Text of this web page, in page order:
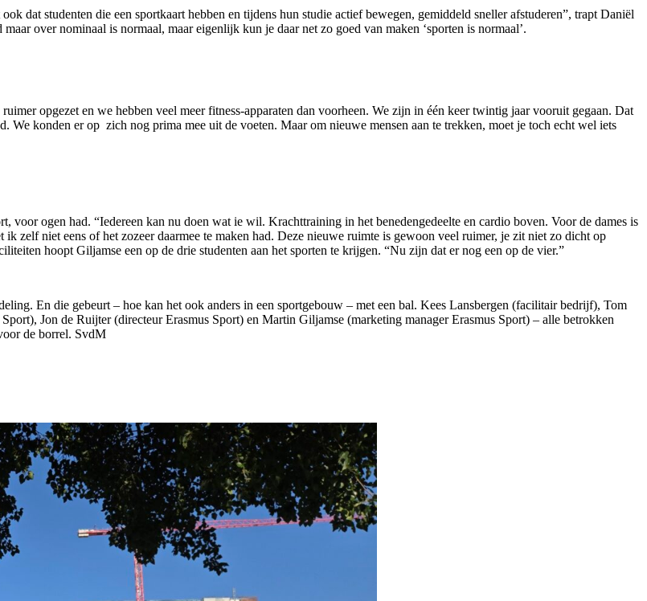
dat studenten die een sportkaart hebben en tijdens hun studie actief bewegen, gemiddeld sneller afstuderen”, trapt Daniël
over nominaal is normaal, maar eigenlijk kun je daar net zo goed van maken ‘sporten is normaal’.
opgezet en we hebben veel meer fitness-apparaten dan voorheen. We zijn in één keer twintig jaar vooruit gegaan. Dat
We konden er op zich nog prima mee uit de voeten. Maar om nieuwe mensen aan te trekken, moet je toch echt wel iets
voor ogen had. “Iedereen kan nu doen wat ie wil. Krachttraining in het benedengedeelte en cardio boven. Voor de dames is
zelf niet eens of het zozeer daarmee te maken had. Deze nieuwe ruimte is gewoon veel ruimer, je zit niet zo dicht op
hoopt Giljamse een op de drie studenten aan het sporten te krijgen. “Nu zijn dat er nog een op de vier.”
En die gebeurt – hoe kan het ook anders in een sportgebouw – met een bal. Kees Lansbergen (facilitair bedrijf), Tom
Jon de Ruijter (directeur Erasmus Sport) en Martin Giljamse (marketing manager Erasmus Sport) – alle betrokken
de borrel. SvdM